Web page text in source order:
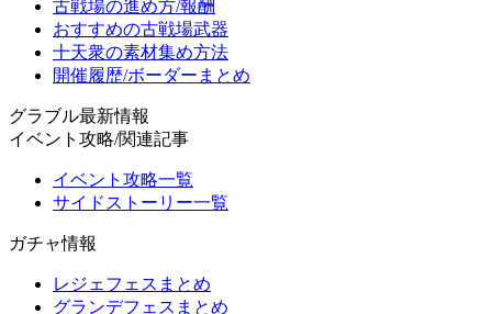
古戦場の進め方/報酬
おすすめの古戦場武器
十天衆の素材集め方法
開催履歴/ボーダーまとめ
グラブル最新情報
イベント攻略/関連記事
イベント攻略一覧
サイドストーリー一覧
ガチャ情報
レジェフェスまとめ
グランデフェスまとめ